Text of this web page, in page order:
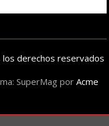
derechos reservados
SuperMag porAcme